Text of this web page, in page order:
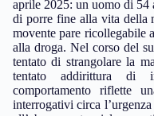
aprile 2025: un uomo di 54
di porre fine alla vita della
movente pare ricollegabile
alla droga. Nel corso del
tentato di strangolare la
tentato addirittura di
comportamento riflette
interrogativi circa